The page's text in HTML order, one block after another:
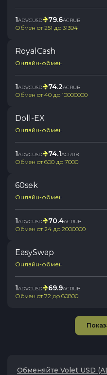
1ADVCUSD 79.6ACRUB
Обмен от251 до 31394
RoyalCash
Онлайн-обмен
1ADVCUSD 74.2ACRUB
Обмен от40 до 10000000
Doll-EX
Онлайн-обмен
1ADVCUSD 74.1ACRUB
Обмен от600 до 7000
60sek
Онлайн-обмен
1ADVCUSD 70.4ACRUB
Обмен от24 до 2000000
EasySwap
Онлайн-обмен
1ADVCUSD 69.9ACRUB
Обмен от72 до 60800
Обменяйте Volet USD